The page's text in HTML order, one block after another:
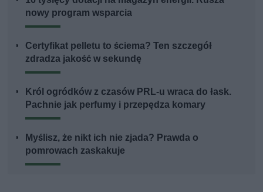
nowy program wsparcia
Certyfikat pelletu to ściema? Ten szczegół
zdradza jakość w sekundę
Król ogródków z czasów PRL-u wraca do łask.
Pachnie jak perfumy i przepędza komary
Myślisz, że nikt ich nie zjada? Prawda o
pomrowach zaskakuje